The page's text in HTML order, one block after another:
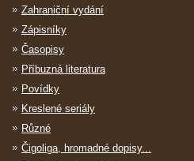
Zahraniční vydání
Zápisníky
Časopisy
Příbuzná literatura
Povídky
Kreslené seriály
Různé
Čigoliga, hromadné dopisy...